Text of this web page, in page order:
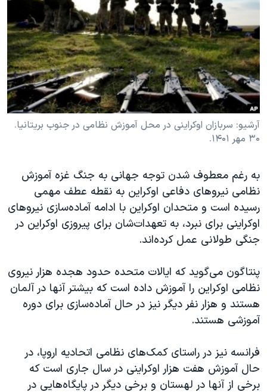
فرهنگ و زندگی
حقوق شهروندی
اقتصادی
علم و فناوری
اسرائیل در جنگ
آرشیو پخش زنده
مستندها
انتخابات ریاست جمهوری آمریکا ۲۰۲۴
حمله جمهوری اسلامی به اسرائیل
رمز مهسا
ورزش زنان در ایران
مجموعه مستندهای دادخواهی
دادگاه حمید نوری
چهل سال گروگان‌گیری
قانون شفافیت دارائی کادر رهبری ایران
اعتراضات مردمی آبان ۹۸
اسرائیل در جنگ
نرگس محمدی برنده جایزه نوبل صلح
همایش محافظه‌کاران آمریکا «سی‌پک»
سفر پرزیدنت ترامپ به چین
دنبال کنید
زبانهای مختلف
آرشیو: سربازان اوکراینی در محل آموزش نظامی در جنوب بریتانیا.
۳۰ مهر ۱۴۰۱.
به رغم معطوف شدن توجه جهانی به جنگ غزه آموزش
نظامی نیروهای دفاعی اوکراین به نقطه عطف مهمی
رسیده است و متحدان اوکراین با ادامه آماده‌سازی نیروهای
اوکراینی برای نبرد، به تعهدات‌شان برای پیروزی اوکراین در
جنگی طولانی عمل کرده‌اند.
پنتاگون می‌گوید که ایالات متحده حدود هجده هزار نیروی
نظامی اوکراین را آموزش داده است که بیشتر آنها در آلمان
هستند و هزار نفر دیگر نیز در حال آماده‌سازی برای دوره
آموزشی هستند.
فرانسه نیز در راستای کمک‌های نظامی اتحادیه اروپا، در
حال آموزش هفت هزار اوکراینی در سال جاری است که
برخی از آنها در لهستان و برخی دیگر در پایگاه‌هایی در